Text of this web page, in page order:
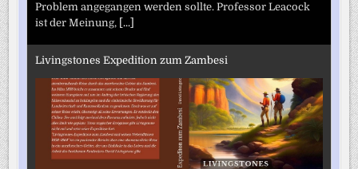
Problem angegangen werden sollte. Professor Leacock
ist der Meinung, [...]
Livingstones Expedition zum Zambesi